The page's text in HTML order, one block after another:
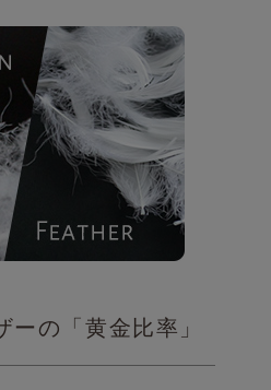
ーの「黄金比率」